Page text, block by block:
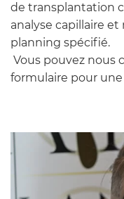
de transplantation
analyse capillaire
planning spécifié.
Vous pouvez nous
formulaire pour une